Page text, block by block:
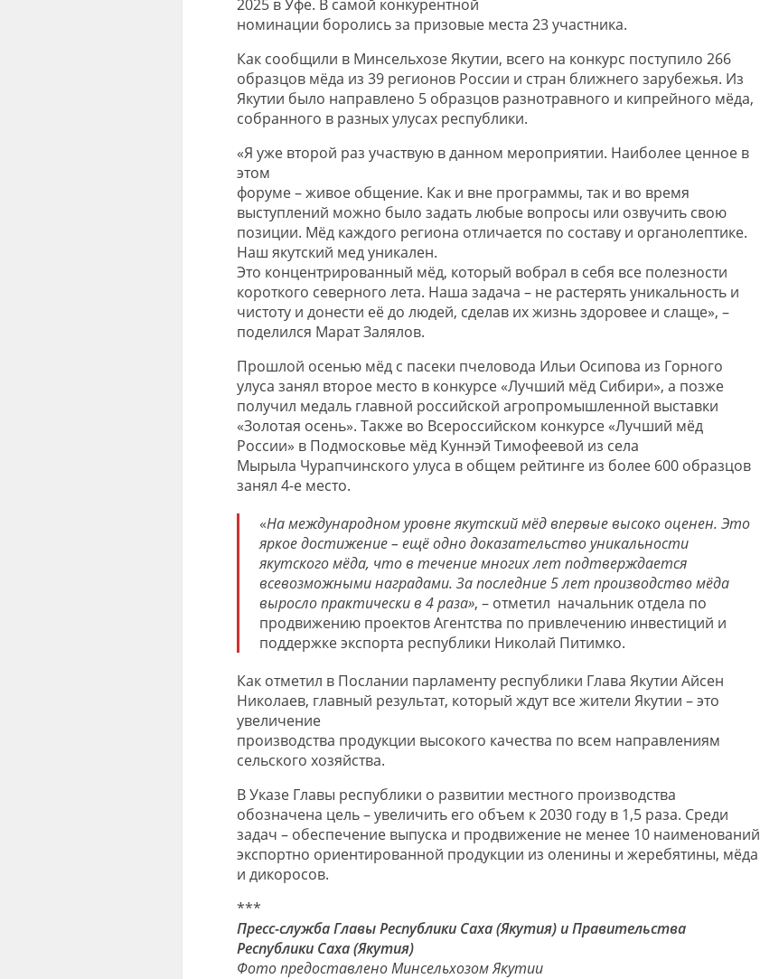
2025 в Уфе. В самой конкурентной
номинации боролись за призовые места 23 участника.
Как сообщили в Минсельхозе Якутии, всего на конкурс поступило 266
образцов мёда из 39 регионов России и стран ближнего зарубежья. Из
Якутии было направлено 5 образцов разнотравного и кипрейного мёда,
собранного в разных улусах республики.
«Я уже второй раз участвую в данном мероприятии. Наиболее ценное в
этом
форуме – живое общение. Как и вне программы, так и во время
выступлений можно было задать любые вопросы или озвучить свою
позиции. Мёд каждого региона отличается по составу и органолептике.
Наш якутский мед уникален.
Это концентрированный мёд, который вобрал в себя все полезности
короткого северного лета. Наша задача – не растерять уникальность и
чистоту и донести её до людей, сделав их жизнь здоровее и слаще», –
поделился Марат Залялов.
Прошлой осенью мёд с пасеки пчеловода Ильи Осипова из Горного
улуса занял второе место в конкурсе «Лучший мёд Сибири», а позже
получил медаль главной российской агропромышленной выставки
«Золотая осень». Также во Всероссийском конкурсе «Лучший мёд
России» в Подмосковье мёд Куннэй Тимофеевой из села
Мырыла Чурапчинского улуса в общем рейтинге из более 600 образцов
занял 4-е место.
«На международном уровне якутский мёд впервые высоко оценен. Это
яркое достижение – ещё одно доказательство уникальности
якутского мёда, что втечение многих лет подтверждается
всевозможными наградами. За последние 5лет производство мёда
выросло практически в 4 раза», – отметил начальник отдела по
продвижению проектов Агентства по привлечению инвестиций и
поддержке экспорта республики Николай Питимко.
Как отметил в Послании парламенту республики Глава Якутии Айсен
Николаев, главный результат, который ждут все жители Якутии – это
увеличение
производства продукции высокого качества по всем направлениям
сельского хозяйства.
В Указе Главы республики о развитии местного производства
обозначена цель – увеличить его объем к 2030 году в 1,5 раза. Среди
задач – обеспечение выпуска и продвижение не менее 10 наименований
экспортно ориентированной продукции из оленины и жеребятины, мёда
и дикоросов.
***
Пресс-служба Главы Республики Саха (Якутия) и Правительства
Республики Саха (Якутия)
Фото предоставлено Минсельхозом Якутии